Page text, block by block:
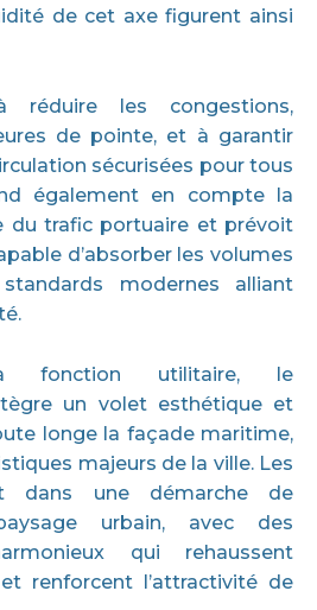
de cet axe figurent ainsi
les congestions,
de pointe, et à garantir
sécurisées pour tous
également en compte la
du trafic portuaire et prévoit
d’absorber les volumes
modernes alliant
fonction utilitaire, le
un volet esthétique et
longe la façade maritime,
majeurs de la ville. Les
dans une démarche de
urbain, avec des
qui rehaussent
renforcent l’attractivité de